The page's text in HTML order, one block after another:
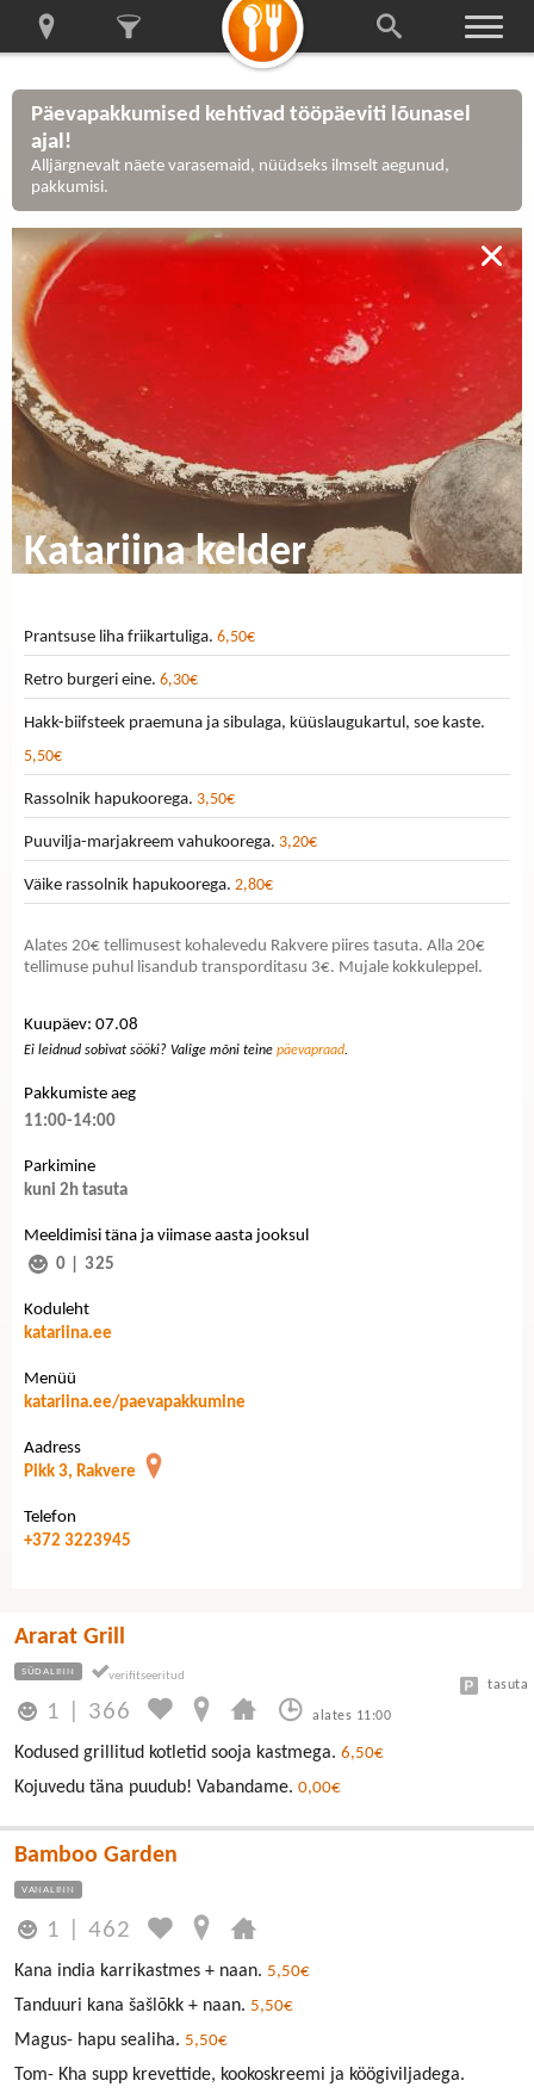
Päevapakkumised kehtivad tööpäeviti lõunasel
ajal!
Alljärgnevalt näete varasemaid, nüüdseks ilmselt aegunud,
pakkumisi.
Katariina kelder
Prantsuse liha friikartuliga. 6,50€
Retro burgeri eine. 6,30€
Hakk-biifsteek praemuna ja sibulaga, küüslaugukartul, soe kaste.
5,50€
Rassolnik hapukoorega. 3,50€
Puuvilja-marjakreem vahukoorega. 3,20€
Väike rassolnik hapukoorega. 2,80€
Alates 20€ tellimusest kohalevedu Rakvere piires tasuta. Alla 20€
tellimuse puhul lisandub transporditasu 3€. Mujale kokkuleppel.
Kuupäev: 07.08
Ei leidnud sobivat sööki? Valige mõni teine päevapraad.
Pakkumiste aeg
11:00-14:00
Parkimine
kuni 2h tasuta
Meeldimisi täna ja viimase aasta jooksul
0
325
Koduleht
katariina.ee
Menüü
katariina.ee/paevapakkumine
Aadress
Pikk 3, Rakvere
Telefon
+372 3223945
Ararat Grill
SÜDALINN
1 366 alates 11:00
tasuta
Kodused grillitud kotletid sooja kastmega. 6,50€
Kojuvedu täna puudub! Vabandame. 0,00€
Bamboo Garden
VANALINN
1 |462
Kana india karrikastmes + naan. 5,50€
Tanduuri kana šašlõkk + naan. 5,50€
Magus- hapu sealiha. 5,50€
Tom- Kha supp krevettide, kookoskreemi ja köögiviljadega.